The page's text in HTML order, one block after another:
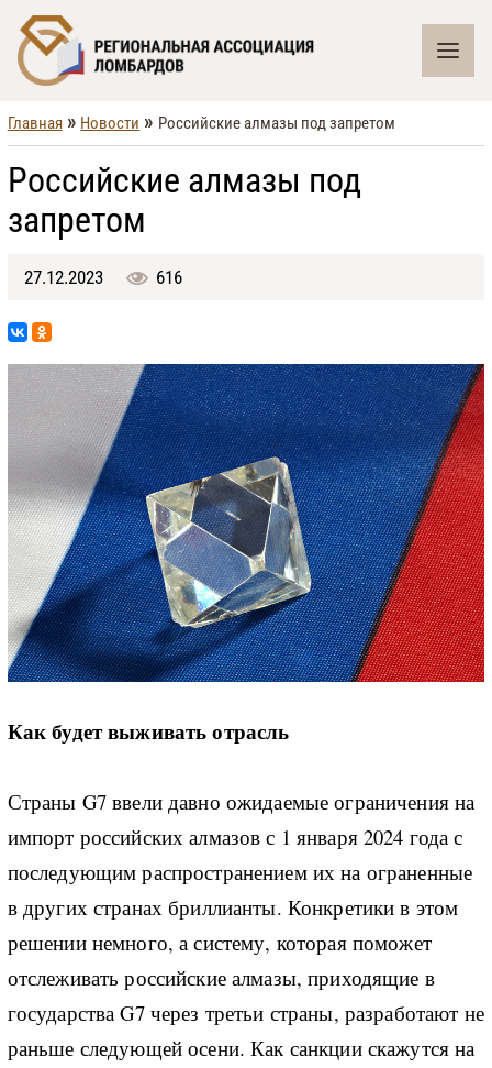
Главная » Новости » Российские алмазы под запретом
Российские алмазы под
запретом
27.12.2023 616
Как будет выживать отрасль
Страны G7 ввели давно ожидаемые ограничения на
импорт российских алмазов с 1 января 2024 года с
последующим распространением их на ограненные
в других странах бриллианты. Конкретики в этом
решении немного, а систему, которая поможет
отслеживать российские алмазы, приходящие в
государства G7 через третьи страны, разработают не
раньше следующей осени. Как санкции скажутся на